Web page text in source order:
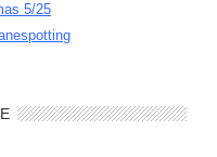
5/25